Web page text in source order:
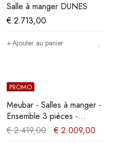
Salle à manger DUNES
€ 2.713,00
Ajouter au panier
PROMO
Meubar - Salles à manger -
Ensemble 3 pièces -
Chêne/Noir - Deux coloris
€2.419,00 € 2.009,00